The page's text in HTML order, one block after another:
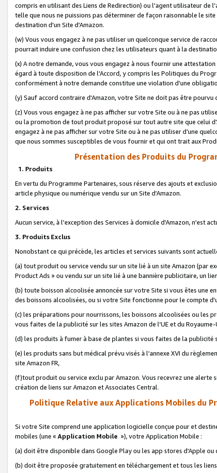
compris en utilisant des Liens de Redirection) ou l'agent utilisateur
telle que nous ne puissions pas déterminer de façon raisonnable le
destination d'un Site d'Amazon.
(w) Vous vous engagez à ne pas utiliser un quelconque service de
pourrait induire une confusion chez les utilisateurs quant à la
(x) A notre demande, vous vous engagez à nous fournir une
égard à toute disposition de l'Accord, y compris les Politiques du
conformément à notre demande constitue une violation d'une
(y) Sauf accord contraire d'Amazon, votre Site ne doit pas être
(z) Vous vous engagez à ne pas afficher sur votre Site ou à ne pas
ou la promotion de tout produit proposé sur tout autre site que celui
engagez à ne pas afficher sur votre Site ou à ne pas utiliser d’une
que nous sommes susceptibles de vous fournir et qui ont trait aux
Présentation des Produits du
1. Produits
En vertu du Programme Partenaires, sous réserve des ajouts et
article physique ou numérique vendu sur un Site d'Amazon.
2. Services
Aucun service, à l'exception des Services à domicile d'Amazon, n'est
3. Produits Exclus
Nonobstant ce qui précède, les articles et services suivants sont
(a) tout produit ou service vendu sur un site lié à un site Amazon (par
Product Ads » ou vendu sur un site lié à une bannière publicitaire, un
(b) toute boisson alcoolisée annoncée sur votre Site si vous êtes une
des boissons alcoolisées, ou si votre Site fonctionne pour le compte
(c) les préparations pour nourrissons, les boissons alcoolisées ou les
vous faites de la publicité sur les sites Amazon de l'UE et du Royaume-
(d) les produits à fumer à base de plantes si vous faites de la publicité
(e) les produits sans but médical prévu visés à l'annexe XVI du
site Amazon FR,
(f)tout produit ou service exclu par Amazon. Vous recevrez une alerte
création de liens sur Amazon et Associates Central.
Politique Relative aux Applications Mobiles du
Si votre Site comprend une application logicielle conçue pour et
mobiles (une « Application Mobile »), votre Application Mobile :
(a) doit être disponible dans Google Play ou les app stores d'Apple ou
(b) doit être proposée gratuitement en téléchargement et tous les